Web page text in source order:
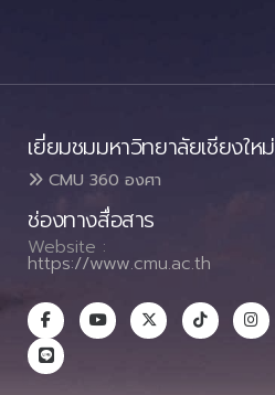
เยี่ยมชมมหาวิทยาลัยเชียงใหม่
CMU 360 องศา
ช่องทางสื่อสาร
Website :
https://www.cmu.ac.th